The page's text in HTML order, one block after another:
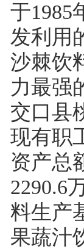
于1985
发利用
沙棘饮
力最强
交口县
现有职
资产总
2290.6
料生产
果蔬汁